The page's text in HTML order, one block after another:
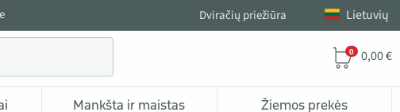
Dviračių priežiūra Lietuvių
0 0,00 €
Mankšta ir maistas Žiemos prekės